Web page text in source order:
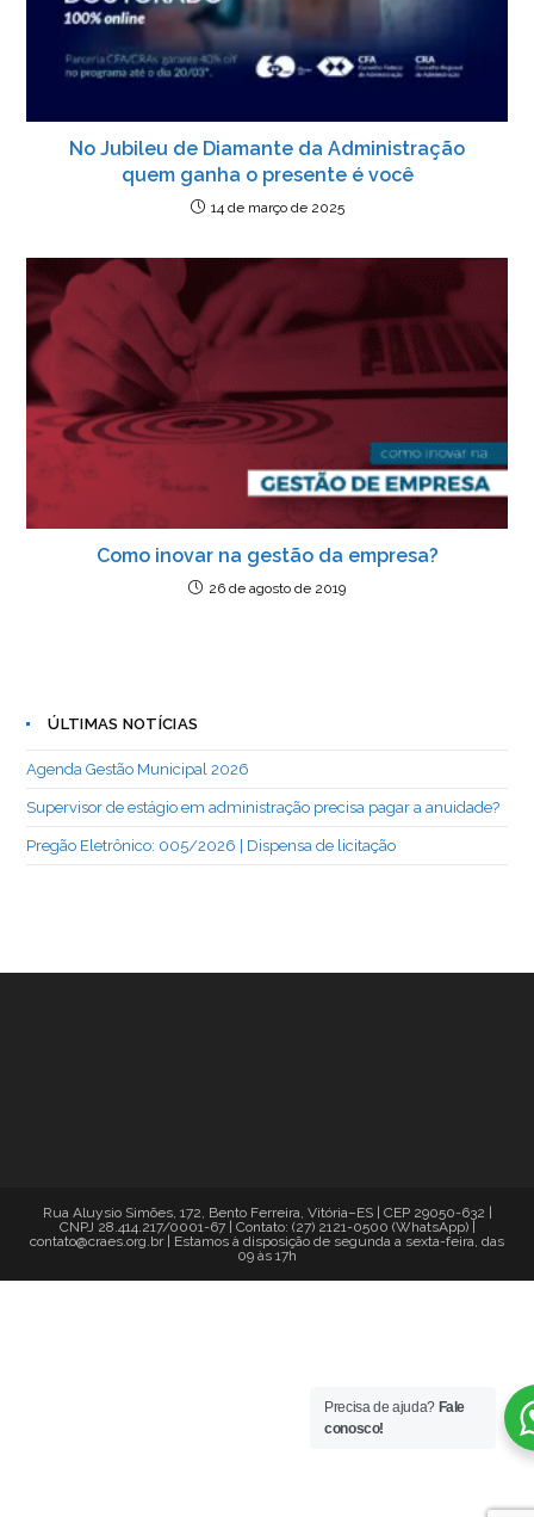
No Jubileu de Diamante da Administração
quem ganha o presente é você
14 de março de 2025
Como inovar na gestão da empresa?
26 de agosto de 2019
ÚLTIMAS NOTÍCIAS
Agenda Gestão Municipal 2026
Supervisor de estágio em administração precisa pagar a anuidade?
Pregão Eletrônico: 005/2026 | Dispensa de licitação
Rua Aluysio Simões, 172, Bento Ferreira, Vitória–ES | CEP 29050-632 |
CNPJ 28.414.217/0001-67 | Contato: (27) 2121-0500 (WhatsApp) |
contato@craes.org.br | Estamos à disposição de segunda a sexta-feira, das
09 às 17h
Precisa de ajuda? Fale
conosco!